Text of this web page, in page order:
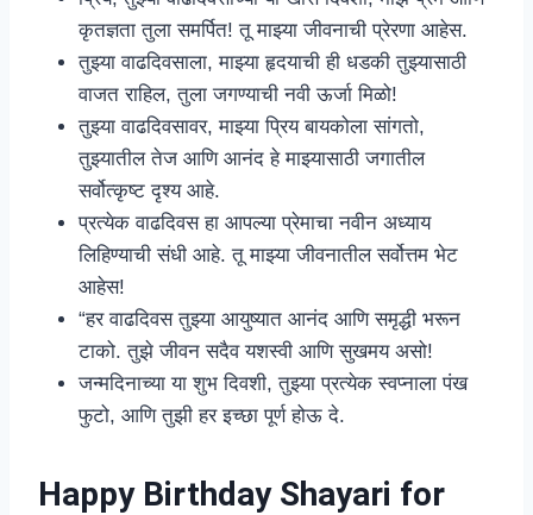
कृतज्ञता तुला समर्पित! तू माझ्या जीवनाची प्रेरणा आहेस.
तुझ्या वाढदिवसाला, माझ्या हृदयाची ही धडकी तुझ्यासाठी
वाजत राहिल, तुला जगण्याची नवी ऊर्जा मिळो!
तुझ्या वाढदिवसावर, माझ्या प्रिय बायकोला सांगतो,
तुझ्यातील तेज आणि आनंद हे माझ्यासाठी जगातील
सर्वोत्कृष्ट दृश्य आहे.
प्रत्येक वाढदिवस हा आपल्या प्रेमाचा नवीन अध्याय
लिहिण्याची संधी आहे. तू माझ्या जीवनातील सर्वोत्तम भेट
आहेस!
“हर वाढदिवस तुझ्या आयुष्यात आनंद आणि समृद्धी भरून
टाको. तुझे जीवन सदैव यशस्वी आणि सुखमय असो!
जन्मदिनाच्या या शुभ दिवशी, तुझ्या प्रत्येक स्वप्नाला पंख
फुटो, आणि तुझी हर इच्छा पूर्ण होऊ दे.
Happy Birthday Shayari for